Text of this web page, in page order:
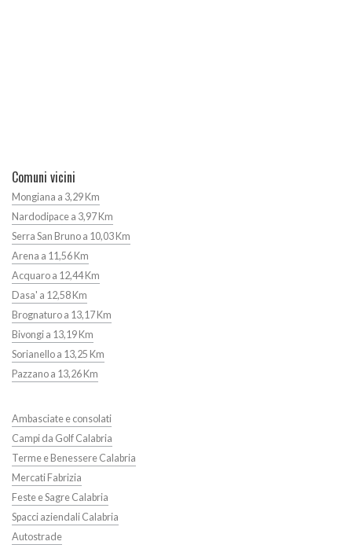
Comuni vicini
Mongiana a 3,29 Km
Nardodipace a 3,97 Km
Serra San Bruno a 10,03 Km
Arena a 11,56 Km
Acquaro a 12,44 Km
Dasa' a 12,58 Km
Brognaturo a 13,17 Km
Bivongi a 13,19 Km
Sorianello a 13,25 Km
Pazzano a 13,26 Km
Ambasciate e consolati
Campi da Golf Calabria
Terme e Benessere Calabria
Mercati Fabrizia
Feste e Sagre Calabria
Spacci aziendali Calabria
Autostrade